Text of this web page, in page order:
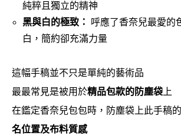
純粹且獨立的精神
黑與白的極致：
呼應了香奈兒最愛
白，簡約卻充滿力量
這幅手稿並不只是單純的藝術品
最最常見是被用於精品包款的防塵袋 上
在鑑定香奈兒包包時，防塵袋上此手稿的
名位置及布料質感